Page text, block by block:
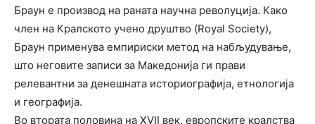
Браун е производ на раната научна револуција. Како
член на Кралското учено друштво (Royal Society),
Браун применува емпириски метод на набљудување,
што неговите записи за Македонија ги прави
релевантни за денешната историографија, етнологија
и географија.
Во втората половина на XVII век, европските кралства